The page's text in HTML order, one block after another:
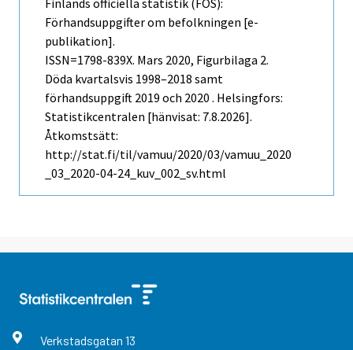
Förhandsuppgifter om befolkningen [e-
publikation].
ISSN=1798-839X. Mars 2020, Figurbilaga 2.
Döda kvartalsvis 1998–2018 samt
förhandsuppgift 2019 och 2020 . Helsingfors:
Statistikcentralen [hänvisat: 7.8.2026].
Åtkomstsätt:
http://stat.fi/til/vamuu/2020/03/vamuu_2020
_03_2020-04-24_kuv_002_sv.html
Verkstadsgatan 13